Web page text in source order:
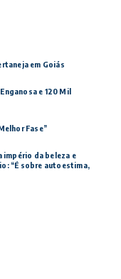
em Goiás
e 120 Mil
Fase”
império da beleza e
“É sobre autoestima,